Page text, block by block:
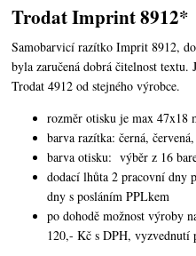
Trodat Imprint 8912*
Samobarvicí razítko Imprit 8912,
byla zaručená dobrá čitelnost textu.
Trodat 4912 od stejného výrobce.
rozměr otisku je max 47x18
barva razítka: černá,
barva otisku: výběr z 16
dodací lhůta 2 pracovní dny
dny s posláním PPLkem
po dohodě možnost výroby
120,- Kč s DPH,